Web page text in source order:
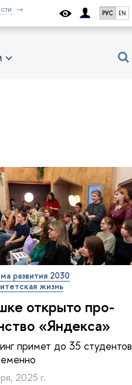
РУС EN
развития 2030
жизнь
открыто про­
«Яндекса»
примет до 35 студентов
2025 г.